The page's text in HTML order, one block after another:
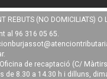
REBUTS (NO DOMICILIATS) O
al 96 316 05 65.
de recaptació (C/
de 8.30 a 14.30 h i dilluns,